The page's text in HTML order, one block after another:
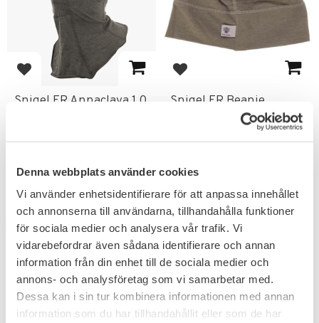
Denna webbplats använder cookies
Vi använder enhetsidentifierare för att anpassa innehållet
och annonserna till användarna, tillhandahålla funktioner
för sociala medier och analysera vår trafik. Vi
vidarebefordrar även sådana identifierare och annan
information från din enhet till de sociala medier och
annons- och analysföretag som vi samarbetar med.
Dessa kan i sin tur kombinera informationen med annan
information som du har tillhandahållit eller som de har
Lägg till i favoriter
Snigel FR Annaclava 1.0
562
Lägg till i favoriter
Snigel FR Beanie
Mössan är flammskyddad (FR)
386
12%
FAVORIT FAVORIT